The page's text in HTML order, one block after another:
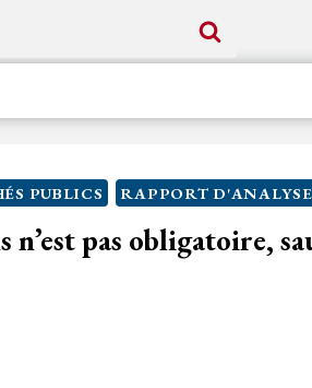
PUBLICS RAPPORT D'ANALYSE
n’est pas obligatoire,